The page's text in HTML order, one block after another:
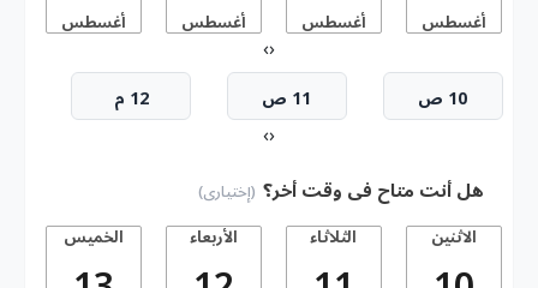
أغسطس أغسطس أغسطس أغسطس
‹
›
10 ص 11 ص 12 م
‹
›
هل أنت متاح فى وقت أخر؟ (إختيارى)
الاثنين الثلاثاء الأربعاء الخميس